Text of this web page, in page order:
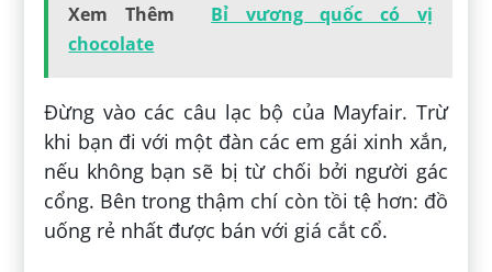
Xem Thêm
Bỉ vương quốc có vị
chocolate
Đừng vào các câu lạc bộ của Mayfair. Trừ
khi bạn đi với một đàn các em gái xinh xắn,
nếu không bạn sẽ bị từ chối bởi người gác
cổng. Bên trong thậm chí còn tồi tệ hơn: đồ
uống rẻ nhất được bán với giá cắt cổ.